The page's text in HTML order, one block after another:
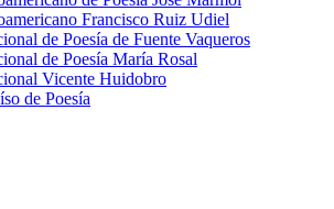
Francisco Ruiz Udiel
de Poesía de Fuente Vaqueros
de Poesía María Rosal
Vicente Huidobro
de Poesía